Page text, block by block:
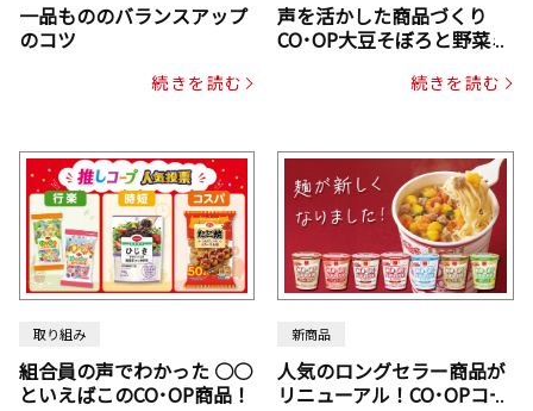
一品もののバランスアップ
のコツ
続きを読む
声を活かした商品づくり
CO･OP大豆そぼろと野菜ミ
じん・コーン入り）続きを読む
取り組み
組合員の声でわかった ○○
といえばこのCO･OP商品！
新商品
人気のロングセラー商品が
リニューアル！CO･OPコー